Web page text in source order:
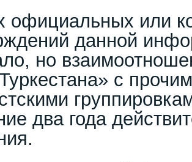
официальных или
данной
но
с
два года